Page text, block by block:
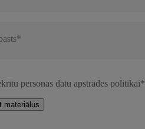
personas datu apstrādes politikai*
materiālus